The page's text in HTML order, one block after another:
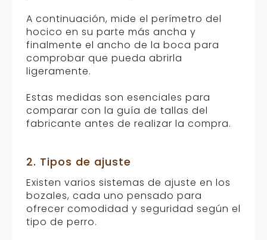
A continuación, mide el perímetro del
hocico en su parte más ancha y
finalmente el ancho de la boca para
comprobar que pueda abrirla
ligeramente.
Estas medidas son esenciales para
comparar con la guía de tallas del
fabricante antes de realizar la compra.
2. Tipos de ajuste
Existen varios sistemas de ajuste en los
bozales, cada uno pensado para
ofrecer comodidad y seguridad según el
tipo de perro.